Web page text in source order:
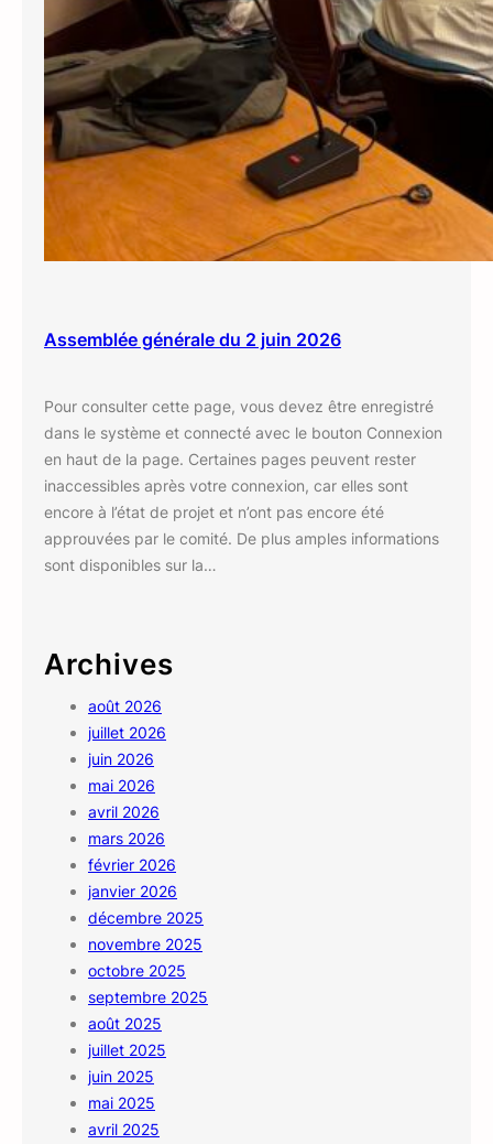
Assemblée générale du 2 juin 2026
Pour consulter cette page, vous devez être enregistré
dans le système et connecté avec le bouton Connexion
en haut de la page. Certaines pages peuvent rester
inaccessibles après votre connexion, car elles sont
encore à l’état de projet et n’ont pas encore été
approuvées par le comité. De plus amples informations
sont disponibles sur la…
Archives
août 2026
juillet 2026
juin 2026
mai 2026
avril 2026
mars 2026
février 2026
janvier 2026
décembre 2025
novembre 2025
octobre 2025
septembre 2025
août 2025
juillet 2025
juin 2025
mai 2025
avril 2025